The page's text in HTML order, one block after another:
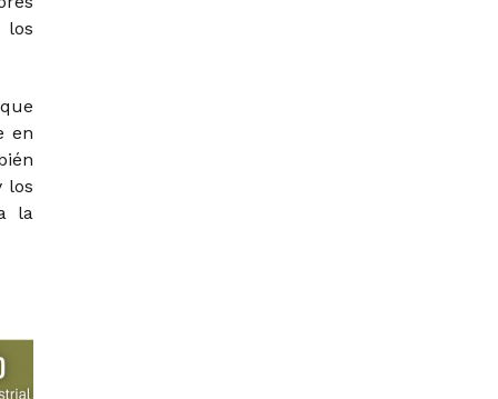
los
en
los
la